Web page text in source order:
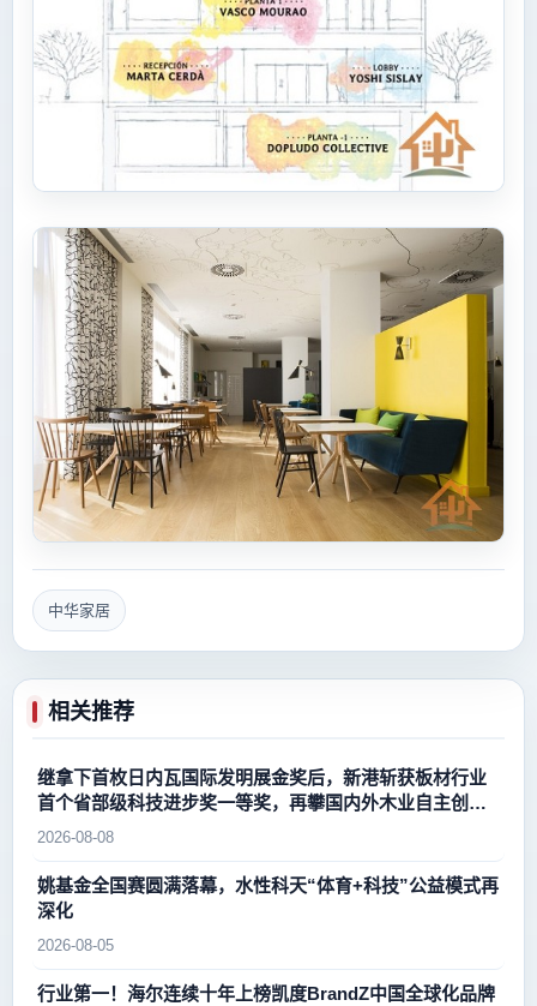
中华家居
相关推荐
继拿下首枚日内瓦国际发明展金奖后，新港斩获板材行业
首个省部级科技进步奖一等奖，再攀国内外木业自主创新
新高峰
2026-08-08
姚基金全国赛圆满落幕，水性科天“体育+科技”公益模式再
深化
2026-08-05
行业第一！海尔连续十年上榜凯度BrandZ中国全球化品牌